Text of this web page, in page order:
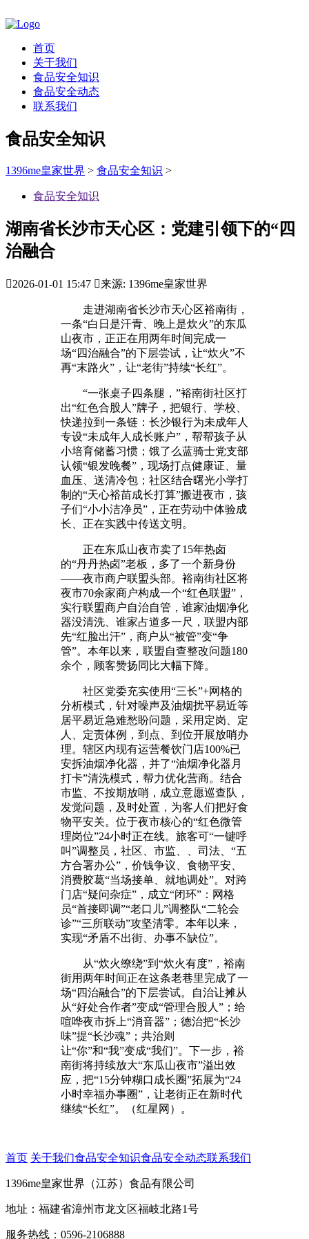
首页
关于我们
食品安全知识
食品安全动态
联系我们
食品安全知识
1396me皇家世界 > 食品安全知识 >
食品安全知识
湖南省长沙市天心区：党建引领下的“四
治融合
2026-01-01 15:47 来源: 1396me皇家世界
走进湖南省长沙市天心区裕南街，
一条“白日是汗青、晚上是炊火”的东瓜
山夜市，正正在用两年时间完成一
场“四治融合”的下层尝试，让“炊火”不
再“末路火”，让“老街”持续“长红”。
“一张桌子四条腿，”裕南街社区打
出“红色合股人”牌子，把银行、学校、
快递拉到一条链：长沙银行为未成年人
专设“未成年人成长账户”，帮帮孩子从
小培育储蓄习惯；饿了么蓝骑士党支部
认领“银发晚餐”，现场打点健康证、量
血压、送清冷包；社区结合曙光小学打
制的“天心裕苗成长打算”搬进夜市，孩
子们“小小洁净员”，正在劳动中体验成
长、正在实践中传送文明。
正在东瓜山夜市卖了15年热卤
的“丹丹热卤”老板，多了一个新身份
——夜市商户联盟头部。裕南街社区将
夜市70余家商户构成一个“红色联盟”，
实行联盟商户自治自管，谁家油烟净化
器没清洗、谁家占道多一尺，联盟内部
先“红脸出汗”，商户从“被管”变“争
管”。本年以来，联盟自查整改问题180
余个，顾客赞扬同比大幅下降。
社区党委充实使用“三长”+网格的
分析模式，针对噪声及油烟扰平易近等
居平易近急难愁盼问题，采用定岗、定
人、定责体例，到点、到位开展放哨办
理。辖区内现有运营餐饮门店100%已
安拆油烟净化器，并了“油烟净化器月
打卡”清洗模式，帮力优化营商。结合
市监、不按期放哨，成立意愿巡查队，
发觉问题，及时处置，为客人们把好食
物平安关。位于夜市核心的“红色微管
理岗位”24小时正在线。旅客可“一键呼
叫”调整员，社区、市监、、司法、“五
方合署办公”，价钱争议、食物平安、
消费胶葛“当场接单、就地调处”。对跨
门店“疑问杂症”，成立“闭环”：网格
员“首接即调”“老口儿”调整队“二轮会
诊”“三所联动”攻坚清零。本年以来，
实现“矛盾不出街、办事不缺位”。
从“炊火缭绕”到“炊火有度”，裕南
街用两年时间正在这条老巷里完成了一
场“四治融合”的下层尝试。自治让摊从
从“好处合作者”变成“管理合股人”；给
喧哗夜市拆上“消音器”；德治把“长沙
味”提“长沙魂”；共治则
让“你”和“我”变成“我们”。下一步，裕
南街将持续放大“东瓜山夜市”溢出效
应，把“15分钟糊口成长圈”拓展为“24
小时幸福办事圈”，让老街正在新时代
继续“长红”。（红星网）。
首页 关于我们食品安全知识食品安全动态联系我们
1396me皇家世界（江苏）食品有限公司
地址：福建省漳州市龙文区福岐北路1号
服务热线：0596-2106888